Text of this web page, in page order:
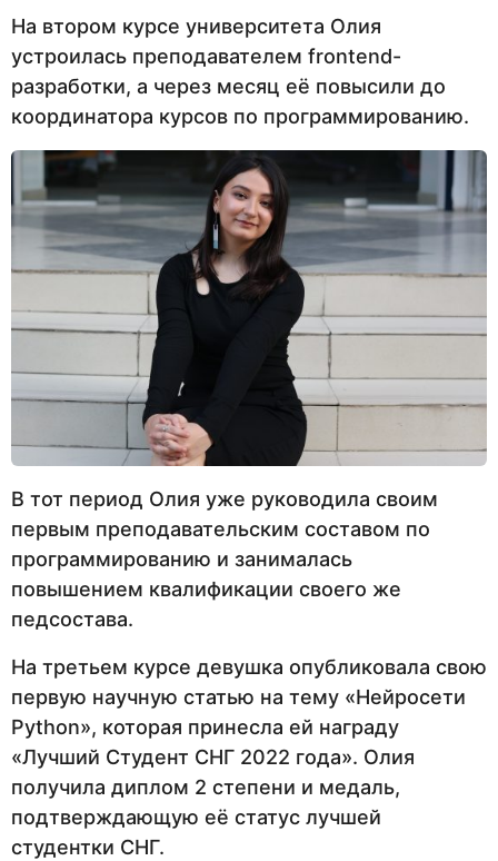
На втором курсе университета Олия
устроилась преподавателем frontend-
разработки, а через месяц её повысили до
координатора курсов по программированию.
В тот период Олия уже руководила своим
первым преподавательским составом по
программированию и занималась
повышением квалификации своего же
педсостава.
На третьем курсе девушка опубликовала свою
первую научную статью на тему «Нейросети
Python», которая принесла ей награду
«Лучший Студент СНГ 2022 года». Олия
получила диплом 2 степени и медаль,
подтверждающую её статус лучшей
студентки СНГ.